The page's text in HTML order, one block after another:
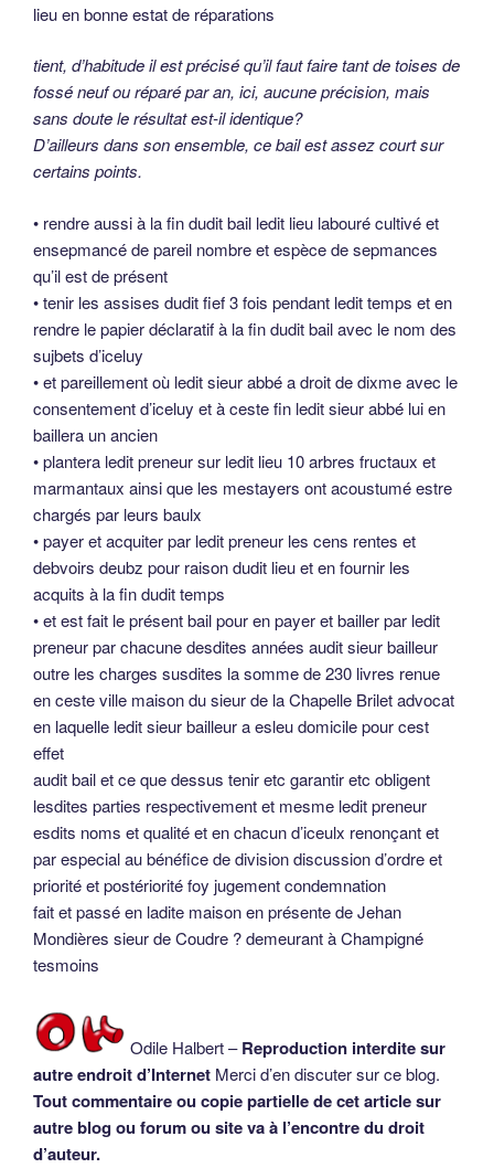
lieu en bonne estat de réparations
tient, d’habitude il est précisé qu’il faut faire tant de toises de
fossé neuf ou réparé par an, ici, aucune précision, mais
sans doute le résultat est-il identique?
D’ailleurs dans son ensemble, ce bail est assez court sur
certains points.
• rendre aussi à la fin dudit bail ledit lieu labouré cultivé et
ensepmancé de pareil nombre et espèce de sepmances
qu’il est de présent
• tenir les assises dudit fief 3 fois pendant ledit temps et en
rendre le papier déclaratif à la fin dudit bail avec le nom des
sujbets d’iceluy
• et pareillement où ledit sieur abbé a droit de dixme avec le
consentement d’iceluy et à ceste fin ledit sieur abbé lui en
baillera un ancien
• plantera ledit preneur sur ledit lieu 10 arbres fructaux et
marmantaux ainsi que les mestayers ont acoustumé estre
chargés par leurs baulx
• payer et acquiter par ledit preneur les cens rentes et
debvoirs deubz pour raison dudit lieu et en fournir les
acquits à la fin dudit temps
• et est fait le présent bail pour en payer et bailler par ledit
preneur par chacune desdites années audit sieur bailleur
outre les charges susdites la somme de 230 livres renue
en ceste ville maison du sieur de la Chapelle Brilet advocat
en laquelle ledit sieur bailleur a esleu domicile pour cest
effet
audit bail et ce que dessus tenir etc garantir etc obligent
lesdites parties respectivement et mesme ledit preneur
esdits noms et qualité et en chacun d’iceulx renonçant et
par especial au bénéfice de division discussion d’ordre et
priorité et postériorité foy jugement condemnation
fait et passé en ladite maison en présente de Jehan
Mondières sieur de Coudre ? demeurant à Champigné
tesmoins
Odile Halbert –Reproduction interdite sur
autre endroit d’Internet Merci d’en discuter sur ce blog.
Tout commentaire ou copie partielle de cet article sur
autre blog ou forum ou site va à l’encontre du droit
d’auteur.